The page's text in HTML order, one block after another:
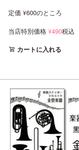
定価 ¥600のところ
当店特別価格 ¥490税込
カートに入れる